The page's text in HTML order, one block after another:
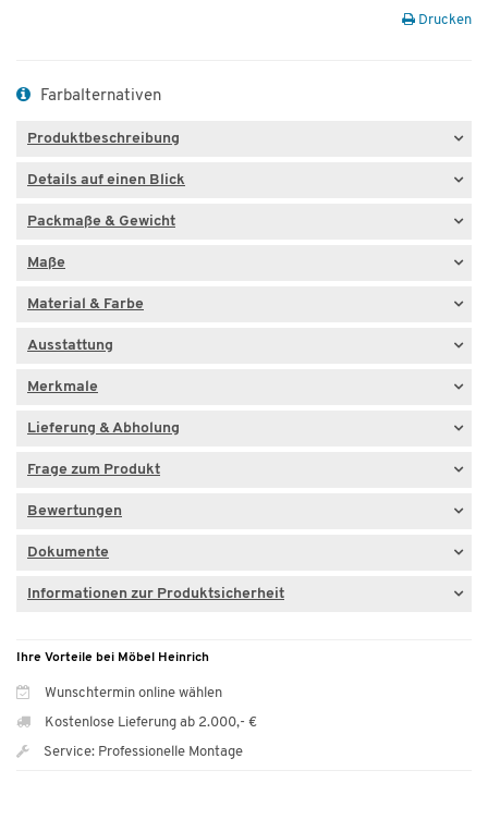
Drucken
Farbalternativen
Produktbeschreibung
Details auf einen Blick
Packmaße & Gewicht
Maße
Material & Farbe
Ausstattung
Merkmale
Lieferung & Abholung
Frage zum Produkt
Bewertungen
Dokumente
Informationen zur Produktsicherheit
Ihre Vorteile bei Möbel Heinrich
Wunschtermin online wählen
Kostenlose Lieferung ab 2.000,- €
Service: Professionelle Montage